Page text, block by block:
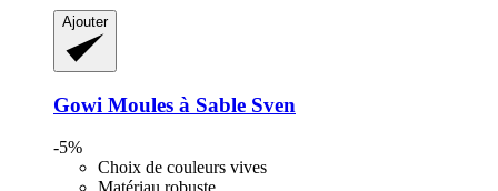
Ajouter
Gowi Moules à Sable Sven
-5%
Choix de couleurs vives